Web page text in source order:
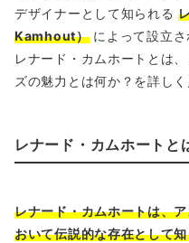
デザイナーとして知られる
Kamhout）によって設立さ
レナード・カムホートとは
ズの魅力とは何か？を詳し
レナード・カムホートと
レナード・カムホートは、
おいて伝説的な存在として